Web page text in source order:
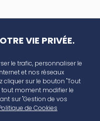
VIE PRIVÉE.
le trafic, personnaliser le
et nos réseaux
cliquer sur le bouton "Tout
tout moment modifier le
sur "Gestion de vos
de Cookies